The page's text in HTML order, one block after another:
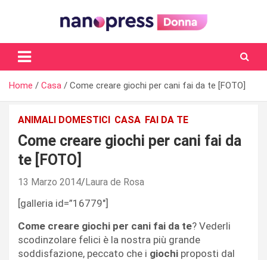
Il magazine femminile di Nanopress.it
Home Casa Come creare giochi per cani fai da te [FOTO]
ANIMALI DOMESTICI CASA FAI DA TE
Come creare giochi per cani fai da
te [FOTO]
13 Marzo 2014 Laura de Rosa
[galleria id=”16779″]
Come creare giochi per cani fai da te? Vederli
scodinzolare felici è la nostra più grande
soddisfazione, peccato che i giochi proposti dal